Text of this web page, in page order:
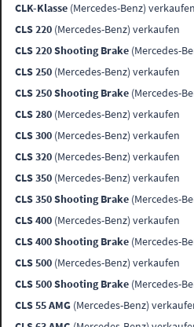
CLK-Klasse (Mercedes-Benz) verkaufen
CLS 220 (Mercedes-Benz) verkaufen
CLS 220 Shooting Brake (Mercedes-
CLS 250 (Mercedes-Benz) verkaufen
CLS 250 Shooting Brake (Mercedes-
CLS 280 (Mercedes-Benz) verkaufen
CLS 300 (Mercedes-Benz) verkaufen
CLS 320 (Mercedes-Benz) verkaufen
CLS 350 (Mercedes-Benz) verkaufen
CLS 350 Shooting Brake (Mercedes-
CLS 400 (Mercedes-Benz) verkaufen
CLS 400 Shooting Brake (Mercedes-
CLS 500 (Mercedes-Benz) verkaufen
CLS 500 Shooting Brake (Mercedes-
CLS 55 AMG (Mercedes-Benz)